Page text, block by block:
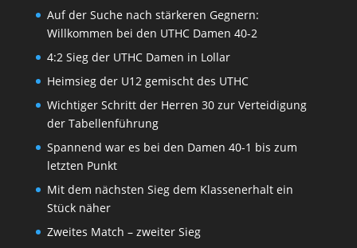
Auf der Suche nach stärkeren Gegnern:
Willkommen bei den UTHC Damen 40-2
4:2 Sieg der UTHC Damen in Lollar
Heimsieg der U12 gemischt des UTHC
Wichtiger Schritt der Herren 30 zur Verteidigung
der Tabellenführung
Spannend war es bei den Damen 40-1 bis zum
letzten Punkt
Mit dem nächsten Sieg dem Klassenerhalt ein
Stück näher
Zweites Match – zweiter Sieg